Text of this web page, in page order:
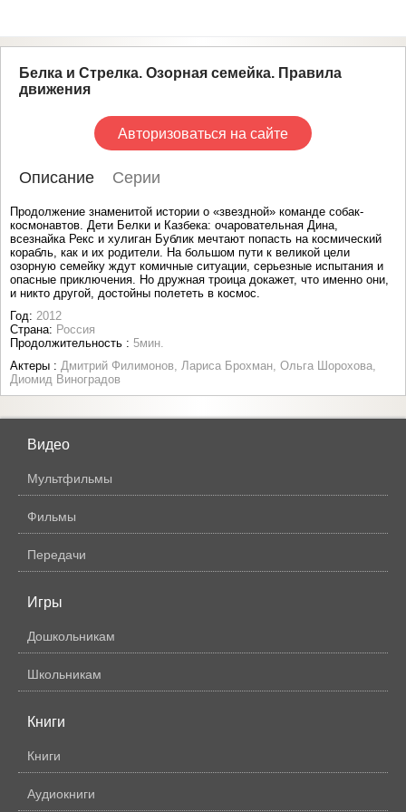
Белка и Стрелка. Озорная семейка. Правила
движения
Авторизоваться на сайте
Описание Серии
Продолжение знаменитой истории о «звездной» команде собак-
космонавтов. Дети Белки и Казбека: очаровательная Дина,
всезнайка Рекс и хулиган Бублик мечтают попасть на космический
корабль, как и их родители. На большом пути к великой цели
озорную семейку ждут комичные ситуации, серьезные испытания и
опасные приключения. Но дружная троица докажет, что именно они,
и никто другой, достойны полететь в космос.
Год: 2012
Страна: Россия
Продолжительность : 5мин.
Актеры : Дмитрий Филимонов, Лариса Брохман, Ольга Шорохова,
Диомид Виноградов
Видео
Мультфильмы
Фильмы
Передачи
Игры
Дошкольникам
Школьникам
Книги
Книги
Аудиокниги